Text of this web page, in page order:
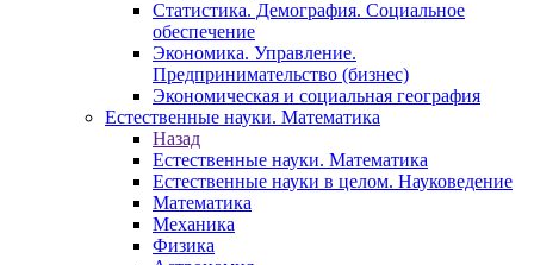
Статистика. Демография. Социальное
обеспечение
Экономика. Управление.
Предпринимательство (бизнес)
Экономическая и социальная география
Естественные науки. Математика
Назад
Естественные науки. Математика
Естественные науки в целом. Науковедение
Математика
Механика
Физика